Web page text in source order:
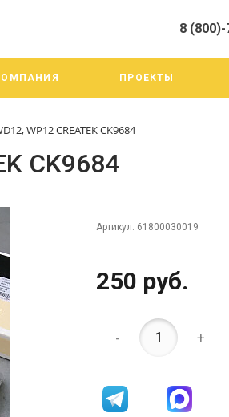
лицами, для анализа событий на
подробные сведения смотрите в
8
г. Челябинск
тракт 20А/3
ПРОЕКТЫ
WP12 CREATEK CK9684
CK9684
Артикул: 61800030019
250 руб.
- +